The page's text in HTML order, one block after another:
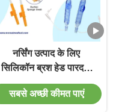
नर्सिंग उत्पाद के लिए
सिलिकॉन ब्रश हेड पारदर्शी
हैंडल सक्शन टूथब्रश
सबसे अच्छी कीमत पाएं